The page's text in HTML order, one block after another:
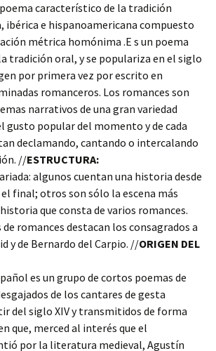
característico de la tradición
ibérica e hispanoamericana compuesto
métrica homónima .E s un poema
tradición oral, y se populariza en el siglo
por primera vez por escrito en
romanceros. Los romances son
narrativos de una gran variedad
gusto popular del momento y de cada
declamando, cantando o intercalando
//ESTRUCTURA:
algunos cuentan una historia desde
final; otros son sólo la escena más
que consta de varios romances.
romances destacan los consagrados a
y de Bernardo del Carpio. //ORIGEN DEL
es un grupo de cortos poemas de
de los cantares de gesta
del siglo XIV y transmitidos de forma
que, merced al interés que el
por la literatura medieval, Agustín